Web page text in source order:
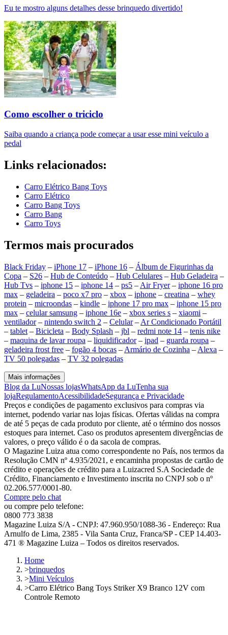
Eu te mostro alguns detalhes desse brinquedo divertido!
Como escolher o triciclo
Saiba quando a criança pode começar a usar esse mini veículo a
pedal
Links relacionados:
Carro Elétrico Bang Toys
Carro Elétrico
Carro Bang Toys
Carro Bang
Carro Toys
Termos mais procurados
Black Friday – iPhone 17 – iPhone 16 – Álbum de Figurinhas da
Copa – S26 – Hub de Conteúdo – Hub Celulares – Hub Geladeira –
Hub Tvs – iphone 15 – iphone 14 – ps5 – Air Fryer– iphone 16 pro
max – geladeira – poco x7 pro – xbox – iphone – creatina – whey
protein – microondas – kindle – iphone 17 pro max – iphone 15 pro
max – celular samsung – iphone 16e – xbox series s – xiaomi –
ventilador– nintendo switch 2 – Celular– Ar Condicionado Portátil
– tablet – Bicicleta – Body Splash – jbl – redmi note 14 – tenis nike
– maquina de lavar roupa – liquidificador– ipad – guarda roupa –
geladeira frost free – fogão 4 bocas – Armário de Cozinha – Alexa –
TV 50 polegadas – TV 32 polegadas
Mais informações
Blog da LuNossas lojasWhatsApp da LuTenha sua
lojaRegulamentoAcessibilidadeSegurança e Privacidade
Preços e condições de pagamento exclusivos para compras via
internet, podendo variar nas lojas físicas. Ofertas válidas na compra
de até 5 peças de cada produto por cliente, até o término dos nossos
estoques para internet. Caso os produtos apresentem divergências de
valores, o preço válido é o da sacola de compras.
O Magazine Luiza atua como correspondente no País, nos termos da
Resolução CMN nº 4.935/2021, e encaminha propostas de cartão de
crédito e operações de crédito para a Luizacred S.A Sociedade de
Crédito, Financiamento e Investimento inscrita no CNPJ sob o nº
02.206.577/0001-80.
Compre pelo chat
ou compre pelo telefone:
0800 773 3838
Magazine Luiza S/A - CNPJ: 47.960.950/1088-36 - Endereço: Rua
Arnulfo de Lima, 2385 - Vila Santa Cruz, Franca/SP - CEP 14.403-
471 ® Magazine Luiza – Todos os direitos reservados.
Home
>brinquedos
>Mini Veículos
>Carro Elétrico Bang Toys Striker X9 Branco 12V com
Controle Remoto